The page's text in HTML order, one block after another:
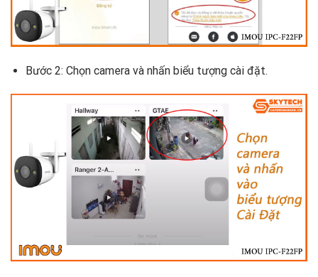
Bước 2: Chọn camera và nhấn biểu tượng cài đặt.